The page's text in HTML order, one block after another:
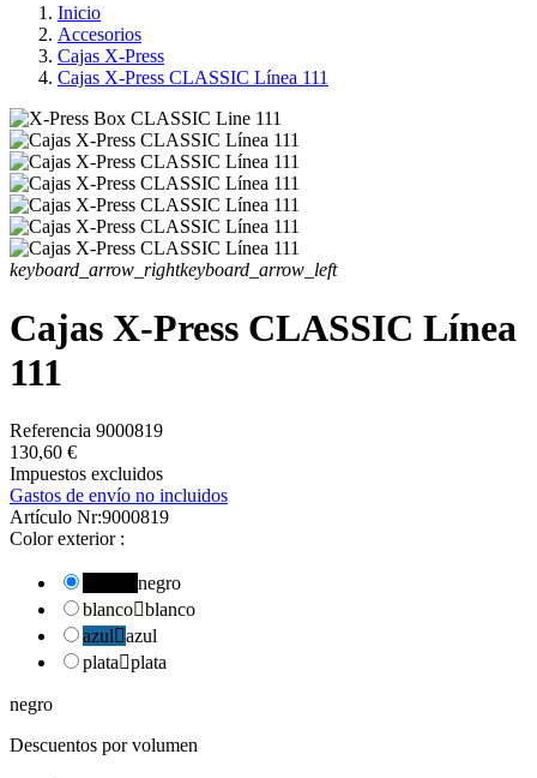
Inicio
Accesorios
Cajas X-Press
Cajas X-Press CLASSIC Línea 111
keyboard_arrow_rightkeyboard_arrow_left
Cajas X-Press CLASSIC Línea
111
Referencia 9000819
130,60 €
Impuestos excluidos
Gastos de envío no incluidos
Artículo Nr:9000819
Color exterior :
negro
blancoblanco
azulazul
plataplata
negro
Descuentos por volumen